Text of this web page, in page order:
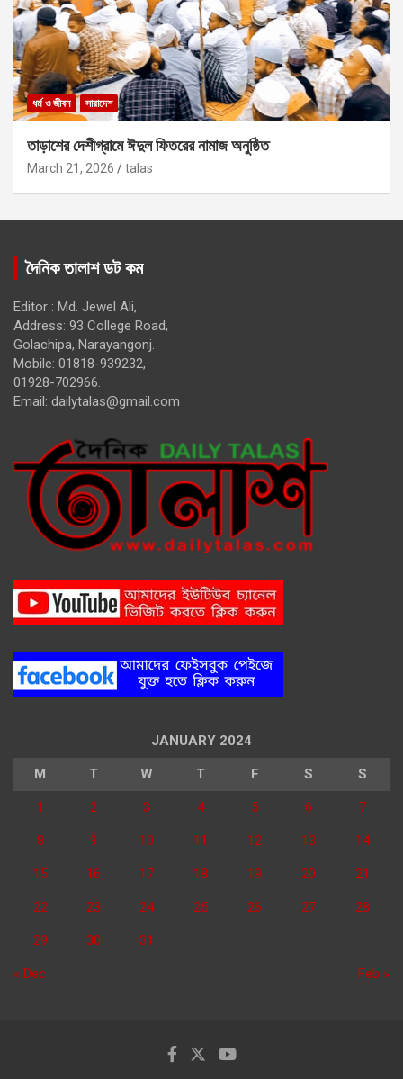
ধর্ম ও জীবন সারাদেশ
তাড়াশের দেশীগ্রামে ঈদুল ফিতরের নামাজ অনুষ্ঠিত
March 21, 2026 talas
দৈনিক তালাশ ডট কম
Editor : Md. Jewel Ali,
Address: 93 College Road,
Golachipa, Narayangonj.
Mobile: 01818-939232,
01928-702966.
Email: dailytalas@gmail.com
JANUARY 2024
M T W T F S S
1 2 3 4 5 6 7
8 9 10 11 12 13 14
15 16 17 18 19 20 21
22 23 24 25 26 27 28
29 30 31
« Dec Feb »